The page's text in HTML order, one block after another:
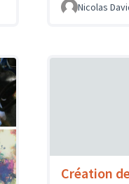
Nicolas
Création